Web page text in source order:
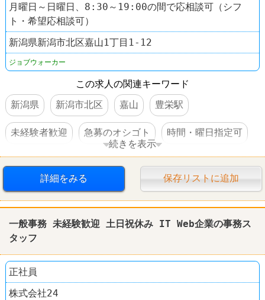
月曜日～日曜日、8:30～19:00の間で応相談可（シフ
ト・希望応相談可）
新潟県新潟市北区嘉山1丁目1-12
ジョブウォーカー
この求人の関連キーワード
新潟県
新潟市北区 嘉山 豊栄駅
未経験者歓迎 急募のオシゴト 時間・曜日指定可
経験者優遇 交通費支給 社保完備 昇給あり
社員割引あり 制服あり
資格を活かすオシゴト
続きを表示
詳細をみる 保存リストに追加
一般事務 未経験歓迎 土日祝休み IT Web企業の事務ス
タッフ
正社員
株式会社24